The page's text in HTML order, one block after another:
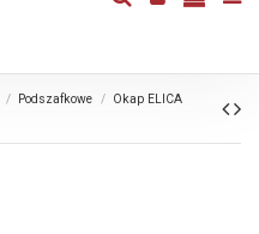
Podszafkowe
Okap ELICA